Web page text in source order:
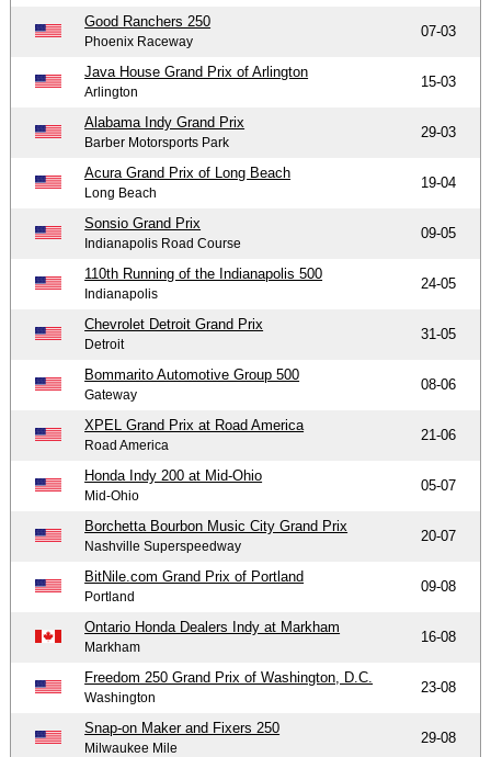
Good Ranchers 250
Phoenix Raceway
07-03
Java House Grand Prix of Arlington
Arlington
15-03
Alabama Indy Grand Prix
Barber Motorsports Park
29-03
Acura Grand Prix of Long Beach
Long Beach
19-04
Sonsio Grand Prix
Indianapolis Road Course
09-05
110th Running of the Indianapolis 500
Indianapolis
24-05
Chevrolet Detroit Grand Prix
Detroit
31-05
Bommarito Automotive Group 500
Gateway
08-06
XPEL Grand Prix at Road America
Road America
21-06
Honda Indy 200 at Mid-Ohio
Mid-Ohio
05-07
Borchetta Bourbon Music City Grand Prix
Nashville Superspeedway
20-07
BitNile.com Grand Prix of Portland
Portland
09-08
Ontario Honda Dealers Indy at Markham
Markham
16-08
Freedom 250 Grand Prix of Washington, D.C.
Washington
23-08
Snap-on Maker and Fixers 250
Milwaukee Mile
29-08